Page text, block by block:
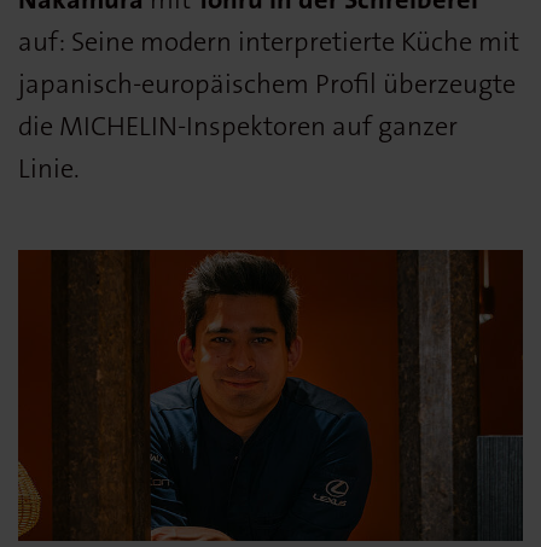
auf: Seine modern interpretierte Küche mit
japanisch-europäischem Profil überzeugte
die MICHELIN-Inspektoren auf ganzer
Linie.